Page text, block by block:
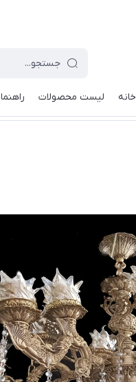
خانه لیست محصولات راهنما / لوستر برنز 6 شاخه 12 شعله - پانیذ